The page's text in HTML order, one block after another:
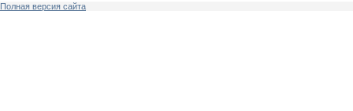
Полная версия сайта